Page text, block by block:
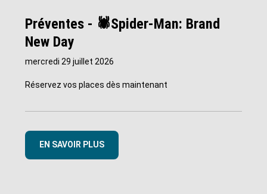
Préventes - 🕷️Spider-Man: Brand
New Day
mercredi 29 juillet 2026
Réservez vos places dès maintenant
EN SAVOIR PLUS